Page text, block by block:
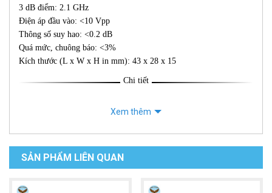
3 dB điểm: 2.1 GHz
Điện áp đầu vào: <10 Vpp
Thông số suy hao: <0.2 dB
Quá mức, chuông báo: <3%
Kích thước (L x W x H in mm): 43 x 28 x 15
Chi tiết
Xem thêm
SẢN PHẨM LIÊN QUAN